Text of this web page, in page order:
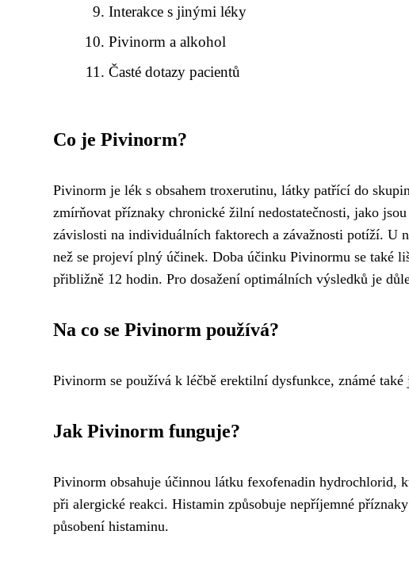
Interakce s jinými léky
Pivinorm a alkohol
Časté dotazy pacientů
Co je Pivinorm?
Pivinorm je lék s obsahem troxerutinu, látky patřící do
zmírňovat příznaky chronické žilní nedostatečnosti, jako
závislosti na individuálních faktorech a závažnosti potíží. U
než se projeví plný účinek. Doba účinku Pivinormu se také
přibližně 12 hodin. Pro dosažení optimálních výsledků je
Na co se Pivinorm používá?
Pivinorm se používá k léčbě erektilní dysfunkce, známé
Jak Pivinorm funguje?
Pivinorm obsahuje účinnou látku fexofenadin
při alergické reakci. Histamin způsobuje nepříjemné
působení histaminu.